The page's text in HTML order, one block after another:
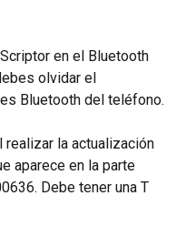
en el Bluetooth
olvidar el
Bluetooth del teléfono.
la actualización
aparece en la parte
Debe tener una T